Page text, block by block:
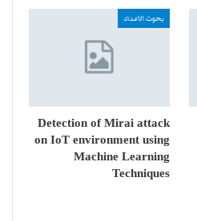
بحوث الاعداد
Detection of Mirai attack
on IoT environment using
Machine Learning
Techniques